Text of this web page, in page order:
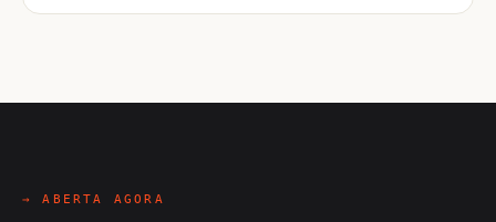
→ ABERTA AGORA